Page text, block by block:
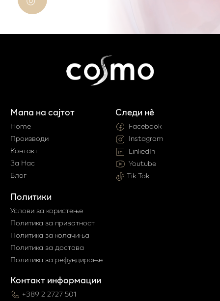
Мапа на сајтот
Home
Производи
Контакт
За Нас
Блог
Политики
Услови за користење
Политика за приватност
Политика за колачиња
Политика за достава
Политика за рефундирање
Контакт информации
+389 2 2727 501
Следи нè
Facebook
Instagram
LinkedIn
Youtube
Tik Tok